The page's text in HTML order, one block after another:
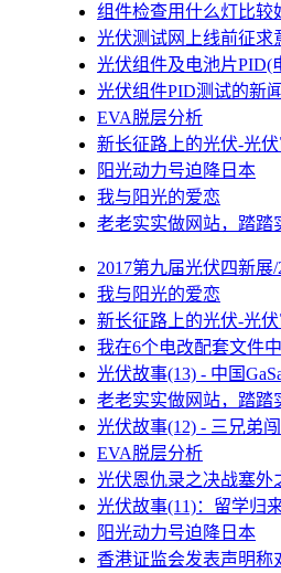
组件检查用什么灯比较
光伏测试网上线前征求
光伏组件及电池片PID(
光伏组件PID测试的新
EVA脱层分析
新长征路上的光伏-光
阳光动力号迫降日本
我与阳光的爱恋
老老实实做网站，踏踏
2017第九届光伏四新展
我与阳光的爱恋
新长征路上的光伏-光
我在6个电改配套文件
光伏故事(13) - 中国
老老实实做网站，踏踏
光伏故事(12) - 三兄弟
EVA脱层分析
光伏恩仇录之决战塞外
光伏故事(11)：留学归
阳光动力号迫降日本
香港证监会发表声明称